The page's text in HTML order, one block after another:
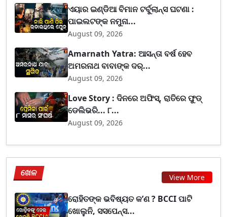
ଏୟାର ଇଣ୍ଡିଆ ବିମାନ ଟର୍ବୁଲାନ୍ସ ଘଟଣା :
ପାଇଲଟଙ୍କ ନମୁନା...
August 09, 2026
Amarnath Yatra: ଆସନ୍ତା ବର୍ଷ ହେବ
ଅମରନାଥ ବାବାଙ୍କ ଦର୍...
August 09, 2026
Love Story : ଦିନରେ ଅଫିସ୍, ରାତିରେ ଫୁଡ୍
ଡେଲିଭରି... ୮...
August 09, 2026
ଖେଳ View More
ରୋହିତଙ୍କ ଭବିଷ୍ୟତ କ’ଣ ? BCCI ପାଟି
ଖୋଲୁନି, ସସପେନ୍ସ...